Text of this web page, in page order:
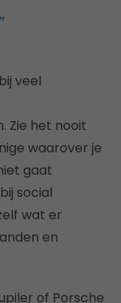
veel
Zie het nooit
waarover je
gaat
social
wat er
en
of Porsche